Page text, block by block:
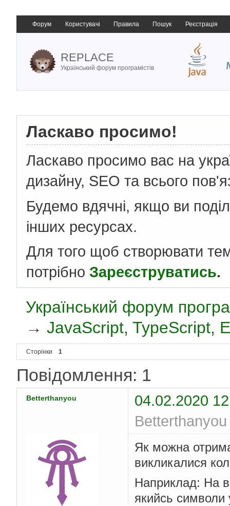
Форум Користувачі Правила Пошук Реєстрація
REPLACE
Український форум програмістів
Ласкаво просимо!
Ласкаво просимо вас на
дизайну, SEO та всього
Будемо вдячні, якщо ви
інших ресурсах.
Для того щоб створювати
потрібно Зареєструватись.
Український форум
→JavaScript, TypeScript,
Сторінки 1
Повідомлення: 1
Betterthanyou
04.02.2020
Як можна
викликалися
Наприклад: На
якийсь символи